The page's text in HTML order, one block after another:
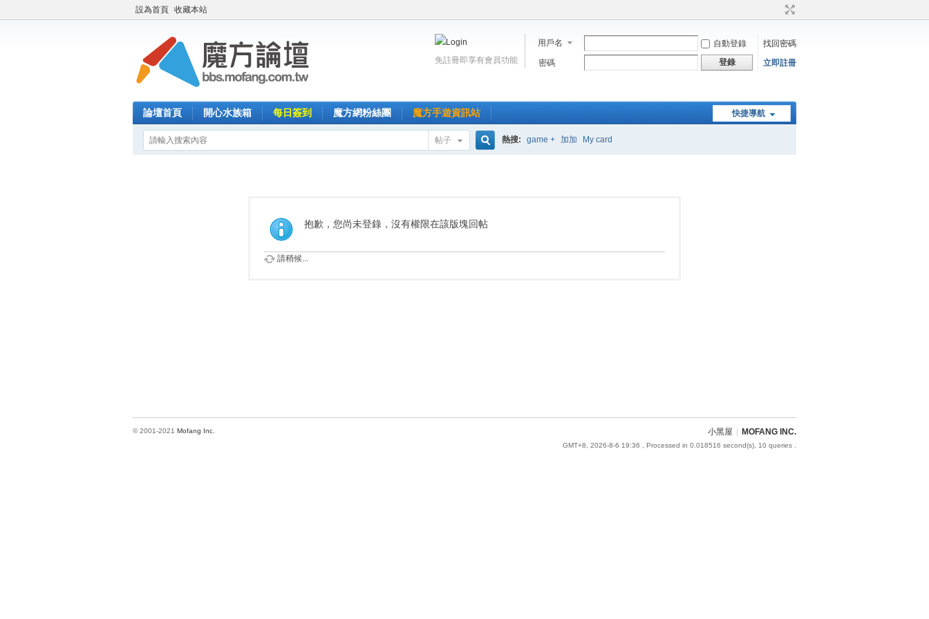
設為首頁 收藏本站
用戶名 自動登錄
找回密碼
密碼
登錄 立即註冊
免註冊即享有會員功能
快捷導航
論壇首頁 開心水族箱 每日簽到 魔方網粉絲團 魔方手遊資訊站
帖子
索
熱搜: game + 加加 My card
抱歉，您尚未登錄，沒有權限在該版塊回帖
請稍候...
小黑屋 MOFANG INC.
GMT+8, 2026-8-6 19:36 , Processed in 0.018516 second(s), 10 queries .
© 2001-2021 Mofang Inc.